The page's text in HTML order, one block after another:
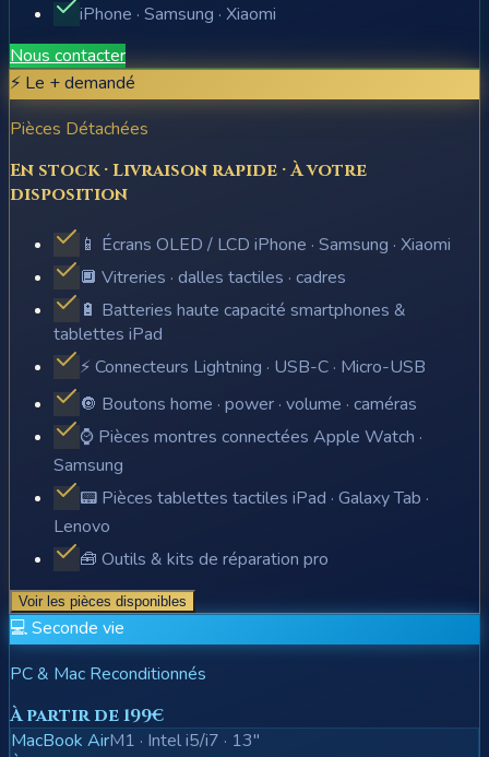
iPhone · Samsung · Xiaomi
Nous contacter
⚡ Le + demandé
Pièces Détachées
En stock · Livraison rapide · À votre
disposition
📱 Écrans OLED / LCD iPhone · Samsung · Xiaomi
🔲 Vitreries · dalles tactiles · cadres
🔋 Batteries haute capacité smartphones &
tablettes iPad
⚡ Connecteurs Lightning · USB-C · Micro-USB
🔘 Boutons home · power · volume · caméras
⌚ Pièces montres connectées Apple Watch ·
Samsung
📟 Pièces tablettes tactiles iPad · Galaxy Tab ·
Lenovo
🧰 Outils & kits de réparation pro
Voir les pièces disponibles
💻 Seconde vie
PC & Mac Reconditionnés
À partir de 199€
MacBook AirM1 · Intel i5/i7 · 13"